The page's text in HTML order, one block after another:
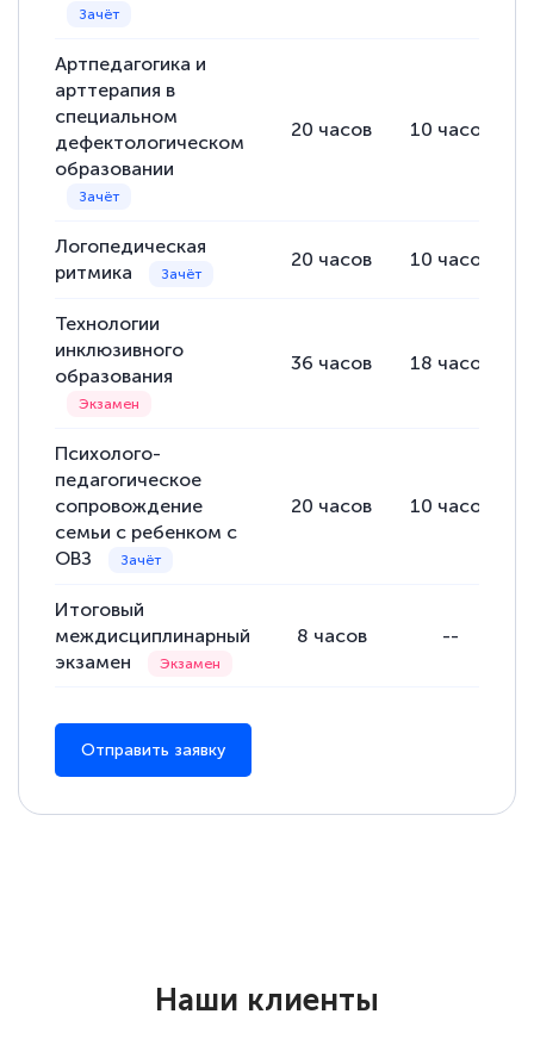
Артпедагогика и
арттерапия в
специальном
дефектологическом
образовании
20 часов 10 часов
Логопедическая
ритмика
20 часов 10 часов
Технологии
инклюзивного
образования
36 часов 18 часов
Психолого-
педагогическое
сопровождение
семьи с ребенком с
ОВЗ
20 часов 10 часов
Итоговый
междисциплинарный
экзамен
8 часов --
Отправить заявку
Наши клиенты